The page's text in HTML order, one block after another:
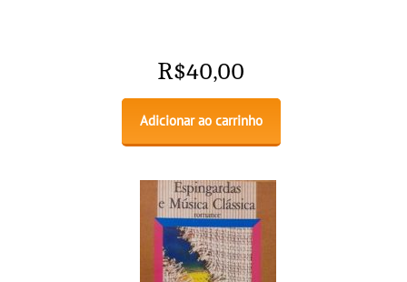
R$40,00
Adicionar ao carrinho